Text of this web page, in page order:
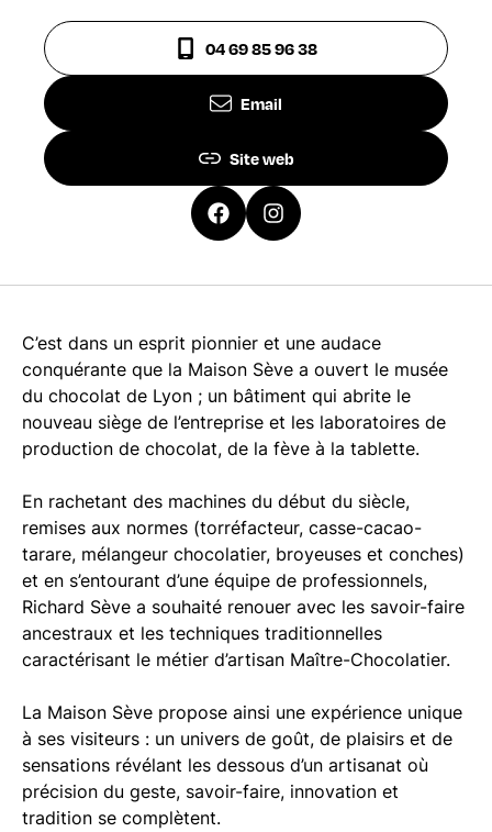
04 69 85 96 38
Email
Site web
C’est dans un esprit pionnier et une audace
conquérante que la Maison Sève a ouvert le musée
du chocolat de Lyon ; un bâtiment qui abrite le
nouveau siège de l’entreprise et les laboratoires de
production de chocolat, de la fève à la tablette.
En rachetant des machines du début du siècle,
remises aux normes (torréfacteur, casse-cacao-
tarare, mélangeur chocolatier, broyeuses et conches)
et en s’entourant d’une équipe de professionnels,
Richard Sève a souhaité renouer avec les savoir-faire
ancestraux et les techniques traditionnelles
caractérisant le métier d’artisan Maître-Chocolatier.
La Maison Sève propose ainsi une expérience unique
à ses visiteurs : un univers de goût, de plaisirs et de
sensations révélant les dessous d’un artisanat où
précision du geste, savoir-faire, innovation et
tradition se complètent.